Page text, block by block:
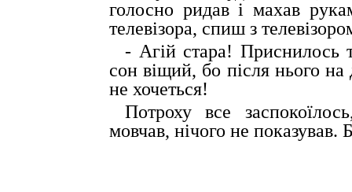
голосно ридав і махав
телевізора, спиш з
- Агій стара! Приснилось
сон віщий, бо після нього на
не хочеться!
Потроху все
мовчав, нічого не показував.